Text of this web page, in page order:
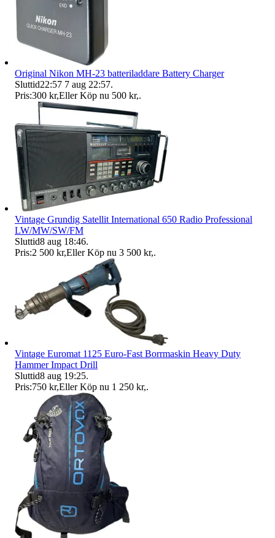
Original Nikon MH-23 batteriladdare Battery Charger
Sluttid22:57 7 aug 22:57.
Pris:300 kr,Eller Köp nu 500 kr,.
Vintage Grundig Satellit International 650 Radio Professional
LW/MW/SW/FM
Sluttid8 aug 18:46.
Pris:2 500 kr,Eller Köp nu 3 500 kr,.
Vintage Euromat 1125 Euro-Fast Borrmaskin Heavy Duty
Hammer Impact Drill
Sluttid8 aug 19:25.
Pris:750 kr,Eller Köp nu 1 250 kr,.